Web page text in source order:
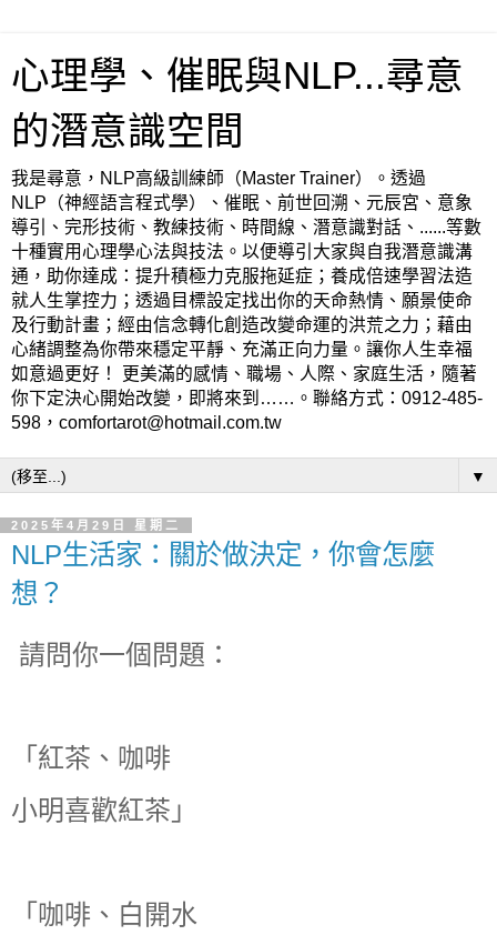
心理學、催眠與NLP...尋意
的潛意識空間
我是尋意，NLP高級訓練師（Master Trainer）。透過
NLP（神經語言程式學）、催眠、前世回溯、元辰宮、意象
導引、完形技術、教練技術、時間線、潛意識對話、......等數
十種實用心理學心法與技法。以便導引大家與自我潛意識溝
通，助你達成：提升積極力克服拖延症；養成倍速學習法造
就人生掌控力；透過目標設定找出你的天命熱情、願景使命
及行動計畫；經由信念轉化創造改變命運的洪荒之力；藉由
心緒調整為你帶來穩定平靜、充滿正向力量。讓你人生幸福
如意過更好！ 更美滿的感情、職場、人際、家庭生活，隨著
你下定決心開始改變，即將來到……。聯絡方式：0912-485-
598，comfortarot@hotmail.com.tw
▼
2025年4月29日 星期二
NLP生活家：關於做決定，你會怎麼
想？
請問你一個問題：
「紅茶、咖啡
小明喜歡紅茶」
「咖啡、白開水